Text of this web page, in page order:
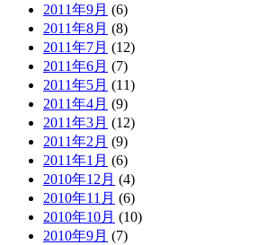
2011年9月 (6)
2011年8月 (8)
2011年7月 (12)
2011年6月 (7)
2011年5月 (11)
2011年4月 (9)
2011年3月 (12)
2011年2月 (9)
2011年1月 (6)
2010年12月 (4)
2010年11月 (6)
2010年10月 (10)
2010年9月 (7)